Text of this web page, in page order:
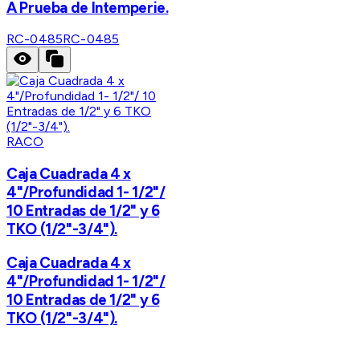
A Prueba de Intemperie.
RC-0485RC-0485
RACO
Caja Cuadrada 4 x
4"/Profundidad 1- 1/2"/
10 Entradas de 1/2" y 6
TKO (1/2"-3/4").
Caja Cuadrada 4 x
4"/Profundidad 1- 1/2"/
10 Entradas de 1/2" y 6
TKO (1/2"-3/4").